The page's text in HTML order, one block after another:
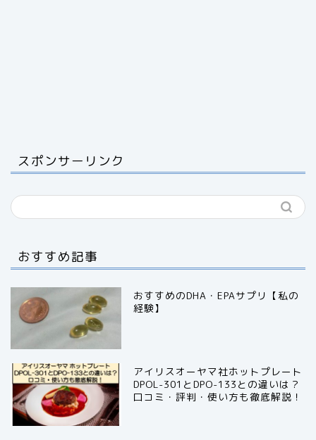
スポンサーリンク
おすすめ記事
おすすめのDHA・EPAサプリ【私の
経験】
アイリスオーヤマ社ホットプレート
DPOL-301とDPO-133との違いは？
口コミ・評判・使い方も徹底解説！